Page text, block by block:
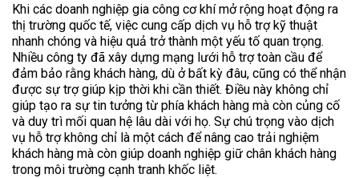
Khi các doanh nghiệp gia công cơ khí mở rộng hoạt động ra
thị trường quốc tế, việc cung cấp dịch vụ hỗ trợ kỹ thuật
nhanh chóng và hiệu quả trở thành một yếu tố quan trọng.
Nhiều công ty đã xây dựng mạng lưới hỗ trợ toàn cầu để
đảm bảo rằng khách hàng, dù ở bất kỳ đâu, cũng có thể nhận
được sự trợ giúp kịp thời khi cần thiết. Điều này không chỉ
giúp tạo ra sự tin tưởng từ phía khách hàng mà còn củng cố
và duy trì mối quan hệ lâu dài với họ. Sự chú trọng vào dịch
vụ hỗ trợ không chỉ là một cách để nâng cao trải nghiệm
khách hàng mà còn giúp doanh nghiệp giữ chân khách hàng
trong môi trường cạnh tranh khốc liệt.